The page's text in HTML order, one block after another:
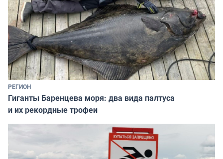
РЕГИОН
Гиганты Баренцева моря: два вида палтуса
и их рекордные трофеи